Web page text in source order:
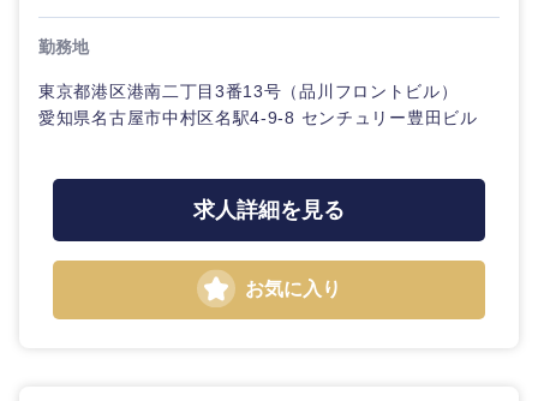
企
画
経営ボー
ド
M&A・事業投資
経営企画
管理
人事
電気・電子・半導体
素材・化学・金属
宮城県 山形県
推奨年齢
こだわり条件を入力ください
急募 第二新卒
勤務地
東京都港区港南二丁目3番13号（品川フロントビル）
愛知県名古屋市中村区名駅4-9-8 センチュリー豊田ビル
求人詳細を見る
お気に入り